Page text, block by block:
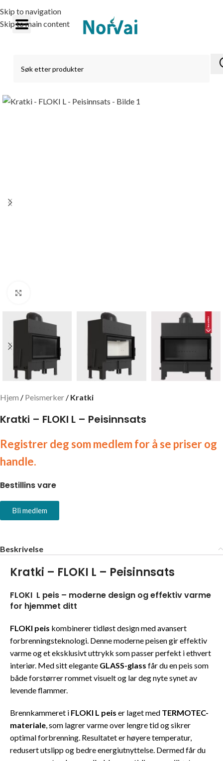
Skip to navigation
Skip to main content
Hjem Peismerker Kratki
Kratki – FLOKI L – Peisinnsats
Registrer deg som medlem for å se priser og
handle.
Bestillins vare
Bli medlem
Beskrivelse
Kratki – FLOKI L – Peisinnsats
FLOKI L peis – moderne design og effektiv varme
for hjemmet ditt
FLOKI peis kombinerer tidløst design med avansert
forbrenningsteknologi. Denne moderne peisen gir effektiv
varme og et eksklusivt uttrykk som passer perfekt i ethvert
interiør. Med sitt elegante GLASS-glass får du en peis som
både forstørrer rommet visuelt og lar deg nyte synet av
levende flammer.
Brennkammeret i FLOKI L peis er laget med TERMOTEC-
materiale , som lagrer varme over lengre tid og sikrer
optimal forbrenning. Resultatet er høyere temperatur,
redusert utslipp og bedre energiutnyttelse. Dermed får du